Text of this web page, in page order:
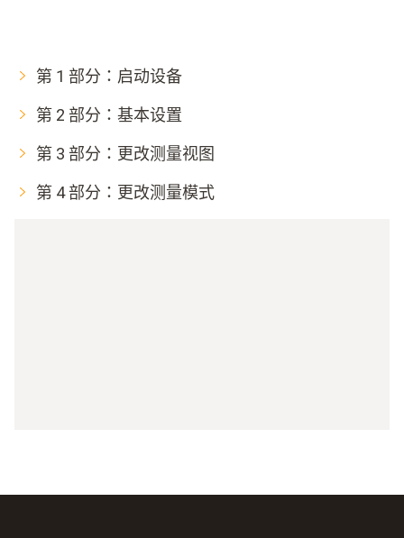
第 1 部分：启动设备
第 2 部分：基本设置
第 3 部分：更改测量视图
第 4 部分：更改测量模式